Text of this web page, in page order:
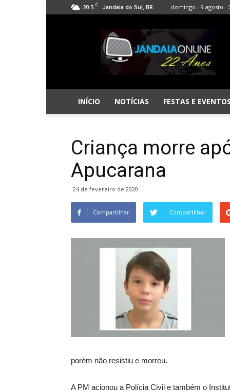
20.5 C Jandaia do Sul, BR domingo - 9 agosto -
Jandaia
Online
INÍCIO NOTÍCIAS FESTAS E EVENTOS
Criança morre
Apucarana
24 de fevereiro de 2020
Compartilhar Compartilhar
porém não resistiu e morreu.
A PM acionou a Polícia Civil e também o